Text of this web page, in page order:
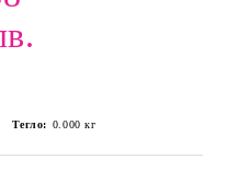
Тегло: 0.000 кг